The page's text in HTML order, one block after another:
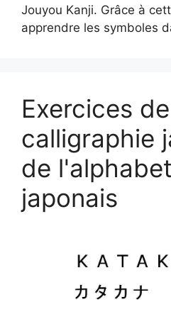
Jouyou Kanji. Grâce à
apprendre les symboles
Exercices de
calligraphie
de
japonais